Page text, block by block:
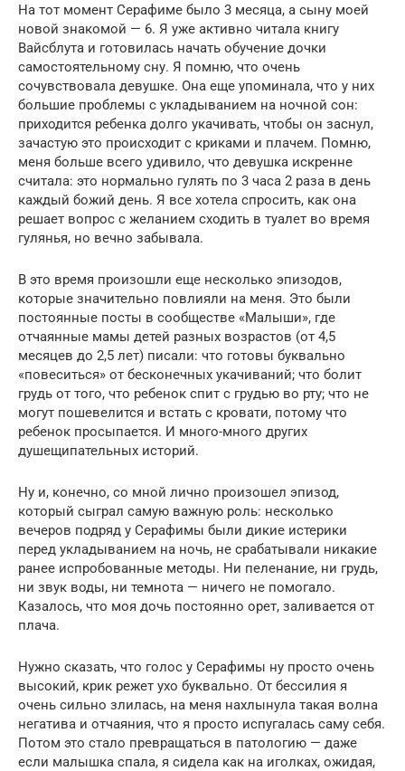
На тот момент Серафиме было 3 месяца, а сыну моей
новой знакомой — 6. Я уже активно читала книгу
Вайсблута и готовилась начать обучение дочки
самостоятельному сну. Я помню, что очень
сочувствовала девушке. Она еще упоминала, что у них
большие проблемы с укладыванием на ночной сон:
приходится ребенка долго укачивать, чтобы он заснул,
зачастую это происходит с криками и плачем. Помню,
меня больше всего удивило, что девушка искренне
считала: это нормально гулять по 3 часа 2 раза в день
каждый божий день. Я все хотела спросить, как она
решает вопрос с желанием сходить в туалет во время
гулянья, но вечно забывала.
В это время произошли еще несколько эпизодов,
которые значительно повлияли на меня. Это были
постоянные посты в сообществе «Малыши», где
отчаянные мамы детей разных возрастов (от 4,5
месяцев до 2,5 лет) писали: что готовы буквально
«повеситься» от бесконечных укачиваний; что болит
грудь от того, что ребенок спит с грудью во рту; что не
могут пошевелится и встать с кровати, потому что
ребенок просыпается. И много-много других
душещипательных историй.
Ну и, конечно, со мной лично произошел эпизод,
который сыграл самую важную роль: несколько
вечеров подряд у Серафимы были дикие истерики
перед укладыванием на ночь, не срабатывали никакие
ранее испробованные методы. Ни пеленание, ни грудь,
ни звук воды, ни темнота — ничего не помогало.
Казалось, что моя дочь постоянно орет, заливается от
плача.
Нужно сказать, что голос у Серафимы ну просто очень
высокий, крик режет ухо буквально. От бессилия я
очень сильно злилась, на меня нахлынула такая волна
негатива и отчаяния, что я просто испугалась саму себя.
Потом это стало превращаться в патологию — даже
если малышка спала, я сидела как на иголках, ожидая,